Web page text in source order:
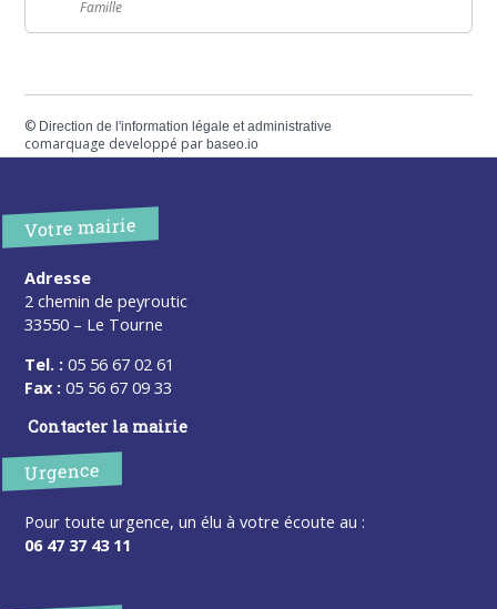
Famille
© Direction de l'information légale et administrative
comarquage developpé parbaseo.io
Votre mairie
Adresse
2 chemin de peyroutic
33550 – Le Tourne
Tel. : 05 56 67 02 61
Fax : 05 56 67 09 33
Contacter la mairie
Urgence
Pour toute urgence, un élu à votre écoute au :
06 47 37 43 11